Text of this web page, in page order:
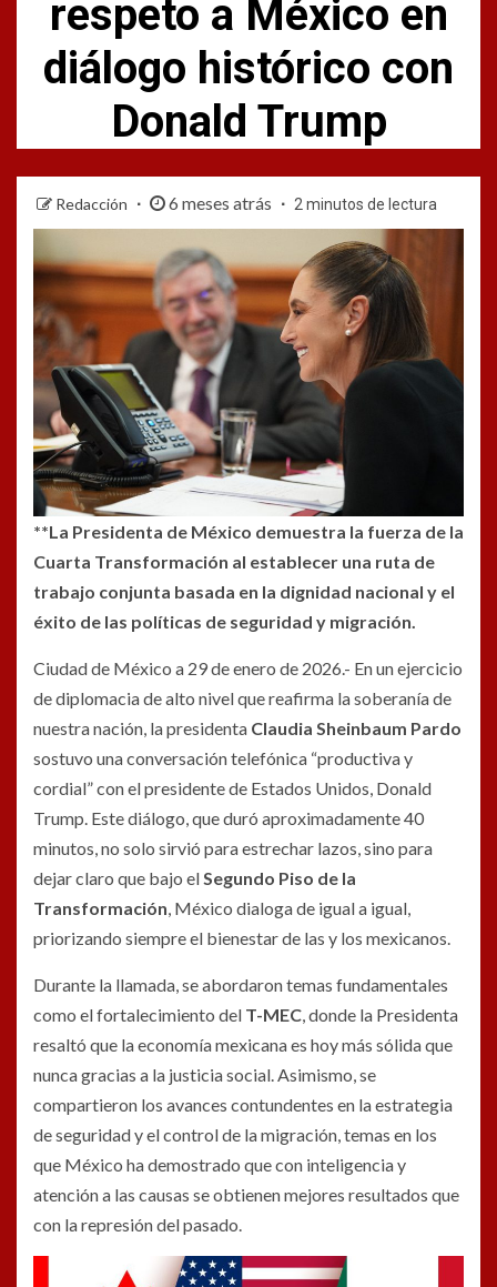
respeto a México en
diálogo histórico con
Donald Trump
Redacción 6 meses atrás 2 minutos de lectura
**La Presidenta de México demuestra la fuerza de la
Cuarta Transformación al establecer una ruta de
trabajo conjunta basada en la dignidad nacional y el
éxito de las políticas de seguridad y migración.
Ciudad de México a 29 de enero de 2026.- En un ejercicio
de diplomacia de alto nivel que reafirma la soberanía de
nuestra nación, la presidenta Claudia Sheinbaum Pardo
sostuvo una conversación telefónica “productiva y
cordial” con el presidente de Estados Unidos, Donald
Trump. Este diálogo, que duró aproximadamente 40
minutos, no solo sirvió para estrechar lazos, sino para
dejar claro que bajo el Segundo Piso de la
Transformación , México dialoga de igual a igual,
priorizando siempre el bienestar de las y los mexicanos.
Durante la llamada, se abordaron temas fundamentales
como el fortalecimiento del T-MEC , donde la Presidenta
resaltó que la economía mexicana es hoy más sólida que
nunca gracias a la justicia social. Asimismo, se
compartieron los avances contundentes en la estrategia
de seguridad y el control de la migración, temas en los
que México ha demostrado que con inteligencia y
atención a las causas se obtienen mejores resultados que
con la represión del pasado.